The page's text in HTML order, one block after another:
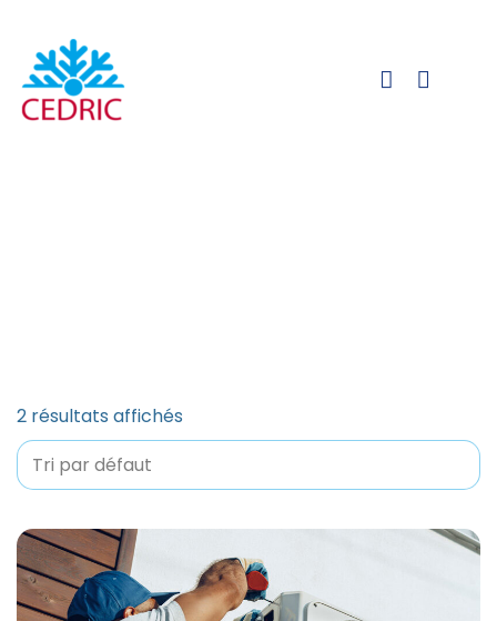
2 résultats affichés